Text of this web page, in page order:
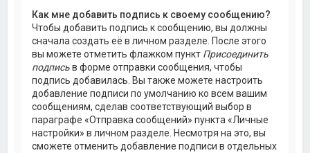
Как мне добавить подпись к своему сообщению?
Чтобы добавить подпись к сообщению, вы должны
сначала создать её в личном разделе. После этого
вы можете отметить флажком пункт Присоединить
подписьв форме отправки сообщения, чтобы
подпись добавилась. Вы также можете настроить
добавление подписи по умолчанию ко всем вашим
сообщениям, сделав соответствующий выбор в
параграфе «Отправка сообщений» пункта «Личные
настройки» в личном разделе. Несмотря на это, вы
сможете отменить добавление подписи в отдельных